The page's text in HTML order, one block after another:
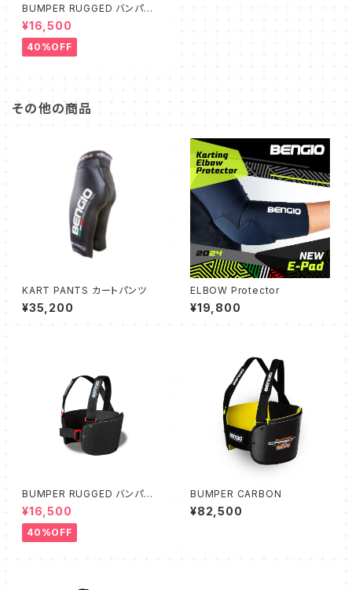
BUMPER RUGGED バンパー
ラッグド
¥16,500
40%OFF
その他の商品
KART PANTS カートパンツ
¥35,200
ELBOW Protector
¥19,800
BUMPER RUGGED バンパー
ラッグド
¥16,500
40%OFF
BUMPER CARBON
¥82,500